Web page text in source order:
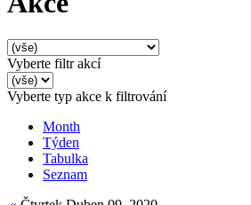
Vyberte filtr akcí
Vyberte typ akce k filtrování
Month
Týden
Tabulka
Seznam